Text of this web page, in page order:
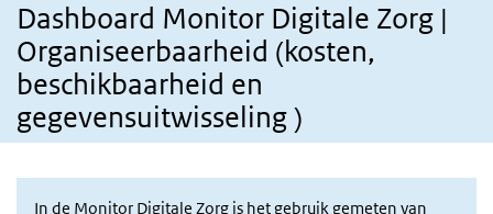
Dashboard Monitor Digitale Zorg |
Organiseerbaarheid (kosten,
beschikbaarheid en
gegevensuitwisseling )
In de Monitor Digitale Zorg is het gebruik gemeten van